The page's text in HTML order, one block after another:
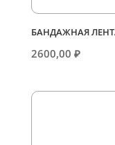
БАНДАЖНАЯ
2600,00 ₽